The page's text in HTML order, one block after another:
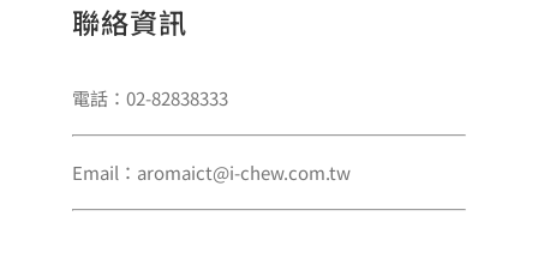
聯絡資訊
電話：02-82838333
Email：aromaict@i-chew.com.tw